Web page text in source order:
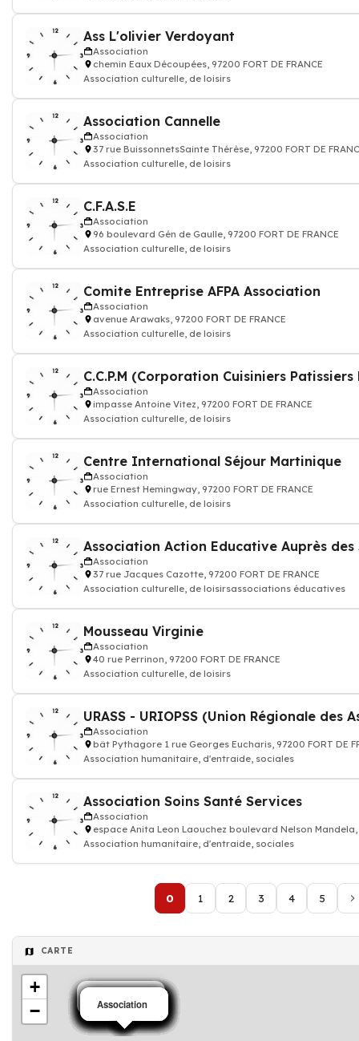
Ass L'olivier Verdoyant
Association
chemin Eaux Découpées, 97200 FORT DE FRANCE
Association culturelle, de loisirs
Association Cannelle
Association
37 rue BuissonnetsSainte Thérèse, 97200 FORT DE
Association culturelle, de loisirs
C.F.A.S.E
Association
96 boulevard Gén de Gaulle, 97200 FORT DE FRANCE
Association culturelle, de loisirs
Comite Entreprise AFPA Association
Association
avenue Arawaks, 97200 FORT DE FRANCE
Association culturelle, de loisirs
C.C.P.M (Corporation Cuisiniers
Association
impasse Antoine Vitez, 97200 FORT DE FRANCE
Association culturelle, de loisirs
Centre International Séjour Martinique
Association
rue Ernest Hemingway, 97200 FORT DE FRANCE
Association culturelle, de loisirs
Association Action Educative Auprès des
Association
37 rue Jacques Cazotte, 97200 FORT DE FRANCE
Association culturelle, de loisirsassociations éducatives
Mousseau Virginie
Association
40 rue Perrinon, 97200 FORT DE FRANCE
Association culturelle, de loisirs
Association
bât Pythagore 1 rue Georges Eucharis, 97200 FORT DE
Association humanitaire, d'entraide, sociales
Association Soins Santé Services
Association
espace Anita Leon Laouchez boulevard Nelson Mandela,
Association humanitaire, d'entraide, sociales
0 1 2 3 4 5
CARTE
Association
Association
Association
Association
Association
Association
Association
Association
Association
Association
Association
Association
Association
Association
Association
Association
Association
Association
+
−